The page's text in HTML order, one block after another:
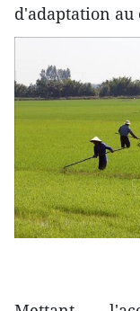
d'adaptation